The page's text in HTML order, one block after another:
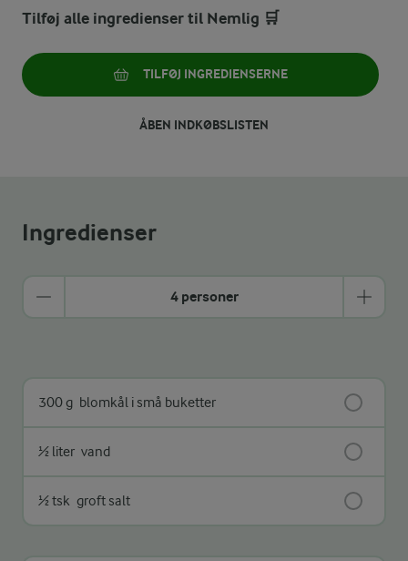
Tilføj alle ingredienser til Nemlig 🛒
TILFØJ INGREDIENSERNE
ÅBEN INDKØBSLISTEN
Ingredienser
4 personer
300 g blomkål i små buketter
½ liter vand
½ tsk groft salt